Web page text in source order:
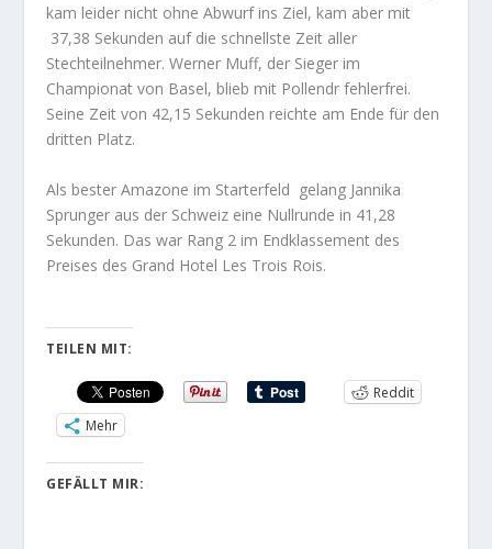
kam leider nicht ohne Abwurf ins Ziel, kam aber mit
37,38 Sekunden auf die schnellste Zeit aller
Stechteilnehmer. Werner Muff, der Sieger im
Championat von Basel, blieb mit Pollendrfehlerfrei.
Seine Zeit von 42,15 Sekunden reichte am Ende für den
dritten Platz.
Als bester Amazone im Starterfeld gelang Jannika
Sprunger aus der Schweiz eine Nullrunde in 41,28
Sekunden. Das war Rang 2 im Endklassement des
Preises des Grand Hotel Les Trois Rois.
TEILEN MIT:
Reddit
Mehr
GEFÄLLT MIR: